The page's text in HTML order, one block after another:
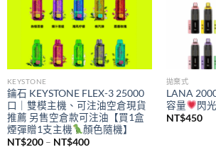
KEYSTONE
鑰石 KEYSTONE FLEX-3 25000
口｜雙模主機、可注油空倉現貨
推薦 另售空倉款可注油【買1盒
煙彈贈1支主機
顏色隨機】
NT$200 – NT$400價
拋棄式
LANA
容量
閃
NT$450